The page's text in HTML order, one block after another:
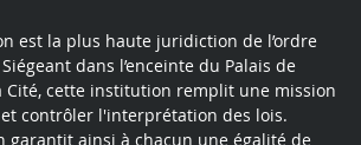
est la plus haute juridiction de l’ordre
dans l’enceinte du Palais de
Cité, cette institution remplit une mission
contrôler l'interprétation des lois.
garantit ainsi à chacun une égalité de